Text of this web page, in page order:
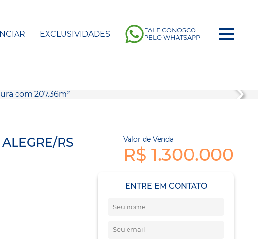
EXCLUSIVIDADES
FALE CONOSCO
PELO WHATSAPP
RS Valor de Venda
R$ 1.300.000
ENTRE EM CONTATO